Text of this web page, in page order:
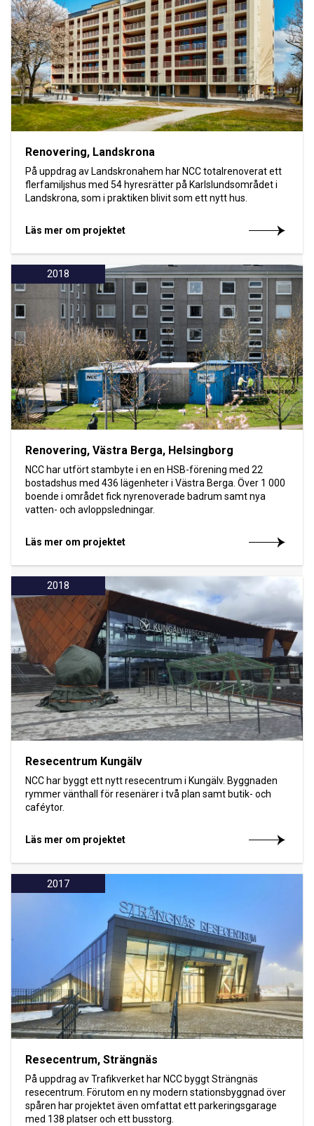
Renovering, Landskrona
På uppdrag av Landskronahem har NCC totalrenoverat ett
flerfamiljshus med 54 hyresrätter på Karlslundsområdet i
Landskrona, som i praktiken blivit som ett nytt hus.
Läs mer om projektet
2018
Renovering, Västra Berga, Helsingborg
NCC har utfört stambyte i en en HSB-förening med 22
bostadshus med 436 lägenheter i Västra Berga. Över 1 000
boende i området fick nyrenoverade badrum samt nya
vatten- och avloppsledningar.
Läs mer om projektet
2018
Resecentrum Kungälv
NCC har byggt ett nytt resecentrum i Kungälv. Byggnaden
rymmer vänthall för resenärer i två plan samt butik- och
caféytor.
Läs mer om projektet
2017
Resecentrum, Strängnäs
På uppdrag av Trafikverket har NCC byggt Strängnäs
resecentrum. Förutom en ny modern stationsbyggnad över
spåren har projektet även omfattat ett parkeringsgarage
med 138 platser och ett busstorg.